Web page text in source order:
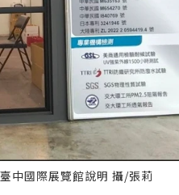
中國際展覽館說明 攝/張莉